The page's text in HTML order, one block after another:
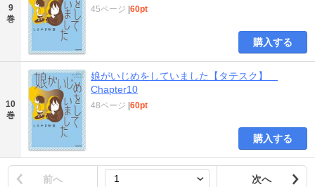
9
巻
45ページ 60pt
購入する
10
巻
娘がいじめをしていました【タテスク】
Chapter10
48ページ 60pt
購入する
前へ 次へ